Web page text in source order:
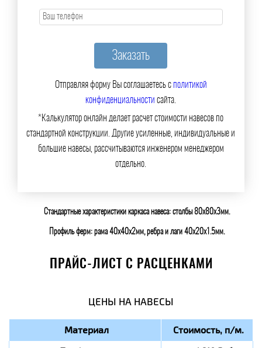
Отправляя форму Вы соглашаетесь сполитикой
конфиденциальности сайта.
*Калькулятор онлайн делает расчет стоимости навесов по
стандартной конструкции. Другие усиленные, индивидуальные и
большие навесы, рассчитываются инженером менеджером
отдельно.
Стандартные характеристики каркаса навеса: столбы 80х80х3мм.
Профиль ферм: рама 40х40х2мм, ребра и лаги 40х20х1.5мм.
ПРАЙС-ЛИСТ С РАСЦЕНКАМИ
ЦЕНЫ НА НАВЕСЫ
Материал Стоимость, п/м.